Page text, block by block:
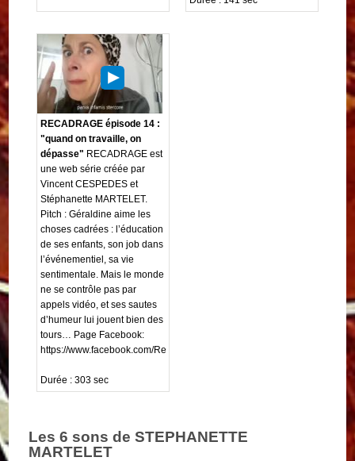
RECADRAGE épisode 14 :
"quand on travaille, on
dépasse" RECADRAGE est
une web série créée par
Vincent CESPEDES et
Stéphanette MARTELET.
Pitch : Géraldine aime les
choses cadrées : l’éducation
de ses enfants, son job dans
l’événementiel, sa vie
sentimentale. Mais le monde
ne se contrôle pas par
appels vidéo, et ses sautes
d’humeur lui jouent bien des
tours… Page Facebook:
https://www.facebook.com/RecadrageLaSerie/
Durée : 303 sec
Les 6 sons de STEPHANETTE
MARTELET